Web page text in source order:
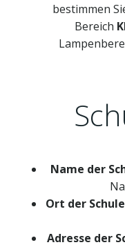
bestimmen
Bereich
Name der
Ort der
Adresse der